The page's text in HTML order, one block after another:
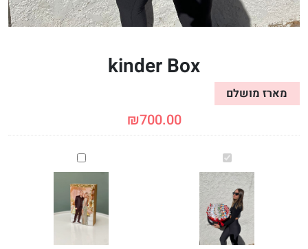
kinder Box
מארז מושלם
₪700.00
kinder
Box
בלוק
עץ
בגודל
10*15